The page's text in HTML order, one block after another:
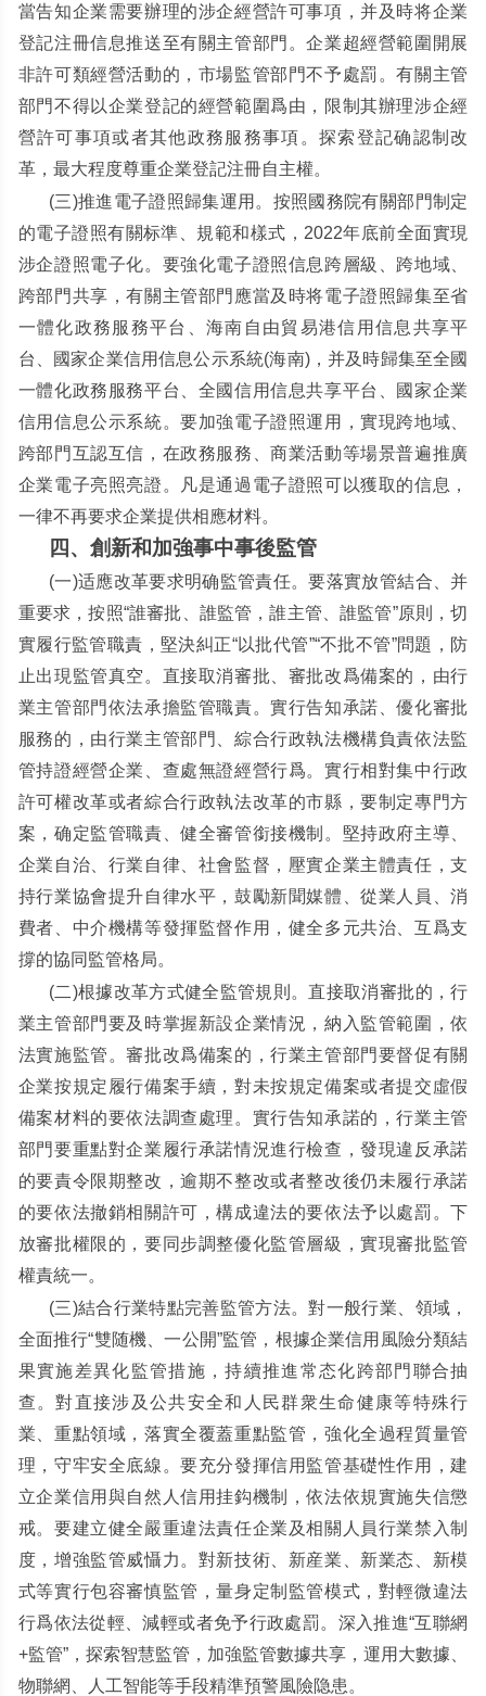
當告知企業需要辦理的涉企經營許可事項，并及時将企業
登記注冊信息推送至有關主管部門。企業超經營範圍開展
非許可類經營活動的，市場監管部門不予處罰。有關主管
部門不得以企業登記的經營範圍爲由，限制其辦理涉企經
營許可事項或者其他政務服務事項。探索登記确認制改
革，最大程度尊重企業登記注冊自主權。
(三)推進電子證照歸集運用。按照國務院有關部門制定
的電子證照有關标準、規範和樣式， 2022年底前全面實現
涉企證照電子化。要強化電子證照信息跨層級、跨地域、
跨部門共享，有關主管部門應當及時将電子證照歸集至省
一體化政務服務平台、海南自由貿易港信用信息共享平
台、國家企業信用信息公示系統(海南)，并及時歸集至全國
一體化政務服務平台、全國信用信息共享平台、國家企業
信用信息公示系統。要加強電子證照運用，實現跨地域、
跨部門互認互信，在政務服務、商業活動等場景普遍推廣
企業電子亮照亮證。凡是通過電子證照可以獲取的信息，
一律不再要求企業提供相應材料。
四、創新和加強事中事後監管
(一)适應改革要求明确監管責任。要落實放管結合、并
重要求，按照“誰審批、誰監管，誰主管、誰監管”原則，切
實履行監管職責，堅決糾正“以批代管”“不批不管”問題，防
止出現監管真空。直接取消審批、審批改爲備案的，由行
業主管部門依法承擔監管職責。實行告知承諾、優化審批
服務的，由行業主管部門、綜合行政執法機構負責依法監
管持證經營企業、查處無證經營行爲。實行相對集中行政
許可權改革或者綜合行政執法改革的市縣，要制定專門方
案，确定監管職責、健全審管銜接機制。堅持政府主導、
企業自治、行業自律、社會監督，壓實企業主體責任，支
持行業協會提升自律水平，鼓勵新聞媒體、從業人員、消
費者、中介機構等發揮監督作用，健全多元共治、互爲支
撐的協同監管格局。
(二)根據改革方式健全監管規則。直接取消審批的，行
業主管部門要及時掌握新設企業情況，納入監管範圍，依
法實施監管。審批改爲備案的，行業主管部門要督促有關
企業按規定履行備案手續，對未按規定備案或者提交虛假
備案材料的要依法調查處理。實行告知承諾的，行業主管
部門要重點對企業履行承諾情況進行檢查，發現違反承諾
的要責令限期整改，逾期不整改或者整改後仍未履行承諾
的要依法撤銷相關許可，構成違法的要依法予以處罰。下
放審批權限的，要同步調整優化監管層級，實現審批監管
權責統一。
(三)結合行業特點完善監管方法。對一般行業、領域，
全面推行“雙随機、一公開”監管，根據企業信用風險分類結
果實施差異化監管措施，持續推進常态化跨部門聯合抽
查。對直接涉及公共安全和人民群衆生命健康等特殊行
業、重點領域，落實全覆蓋重點監管，強化全過程質量管
理，守牢安全底線。要充分發揮信用監管基礎性作用，建
立企業信用與自然人信用挂鈎機制，依法依規實施失信懲
戒。要建立健全嚴重違法責任企業及相關人員行業禁入制
度，增強監管威懾力。對新技術、新産業、新業态、新模
式等實行包容審慎監管，量身定制監管模式，對輕微違法
行爲依法從輕、減輕或者免予行政處罰。深入推進“互聯網
+監管”，探索智慧監管，加強監管數據共享，運用大數據、
物聯網、人工智能等手段精準預警風險隐患。